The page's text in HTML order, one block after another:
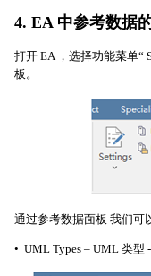
4. EA 中参考数据
打开 EA ，选择功能菜单“
板。
通过参考数据面板 我们可
• UML Types – UML 类型